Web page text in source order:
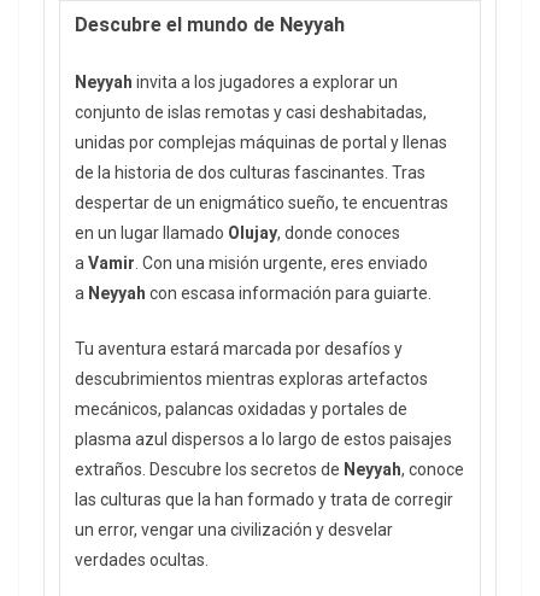
Descubre el mundo de Neyyah
Neyyah invita a los jugadores a explorar un
conjunto de islas remotas y casi deshabitadas,
unidas por complejas máquinas de portal y llenas
de la historia de dos culturas fascinantes. Tras
despertar de un enigmático sueño, te encuentras
en un lugar llamado Olujay, donde conoces
a Vamir . Con una misión urgente, eres enviado
a Neyyah con escasa información para guiarte.
Tu aventura estará marcada por desafíos y
descubrimientos mientras exploras artefactos
mecánicos, palancas oxidadas y portales de
plasma azul dispersos a lo largo de estos paisajes
extraños. Descubre los secretos de Neyyah, conoce
las culturas que la han formado y trata de corregir
un error, vengar una civilización y desvelar
verdades ocultas.